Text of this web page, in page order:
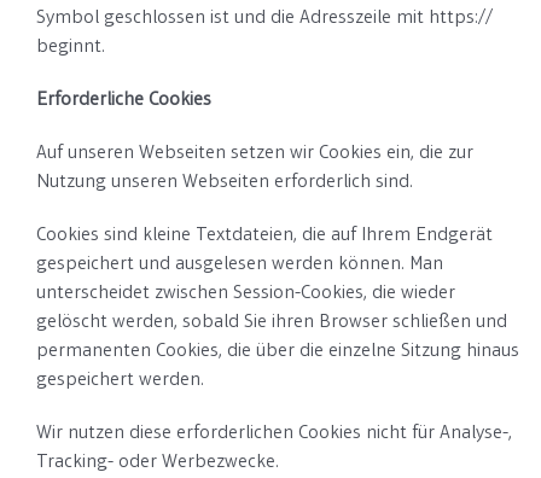
Symbol geschlossen ist und die Adresszeile mit https://
beginnt.
Erforderliche Cookies
Auf unseren Webseiten setzen wir Cookies ein, die zur
Nutzung unseren Webseiten erforderlich sind.
Cookies sind kleine Textdateien, die auf Ihrem Endgerät
gespeichert und ausgelesen werden können. Man
unterscheidet zwischen Session-Cookies, die wieder
gelöscht werden, sobald Sie ihren Browser schließen und
permanenten Cookies, die über die einzelne Sitzung hinaus
gespeichert werden.
Wir nutzen diese erforderlichen Cookies nicht für Analyse-,
Tracking- oder Werbezwecke.